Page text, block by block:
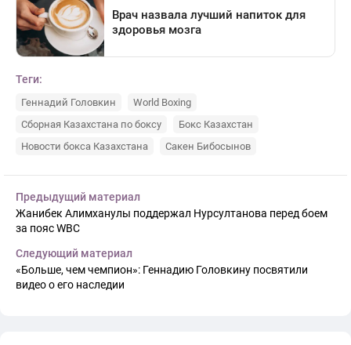
Теги:
Геннадий Головкин
World Boxing
Сборная Казахстана по боксу
Бокс Казахстан
Новости бокса Казахстана
Сакен Бибосынов
Предыдущий материал
Жанибек Алимханулы поддержал Нурсултанова перед боем
за пояс WBC
Следующий материал
«Больше, чем чемпион»: Геннадию Головкину посвятили
видео о его наследии